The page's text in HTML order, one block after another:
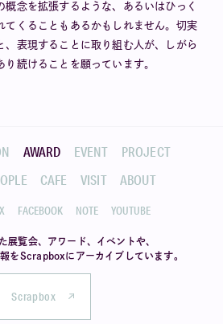
概念を拡張するような、あるいはひっく
てくることもあるかもしれません。切実
、表現することに取り組む人が、しがら
続けることを願っています。
AWARD EVENT
PROJECT
CAFE VISIT ABOUT
X FACEBOOK NOTE YOUTUBE
展覧会、アワード、イベントや、
をScrapboxにアーカイブしています。
Scrapbox